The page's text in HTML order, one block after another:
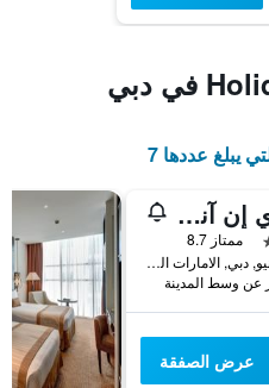
هوليداي إن آند سويتس دبي فيستيفال سيتي، أحد الفنادق من مجموعة فنادق إنتركونتيننتال
ممتاز 8.7
غايتواي أفينيو, دبي, الامارات العربية المتحدة
عرض الصفقة